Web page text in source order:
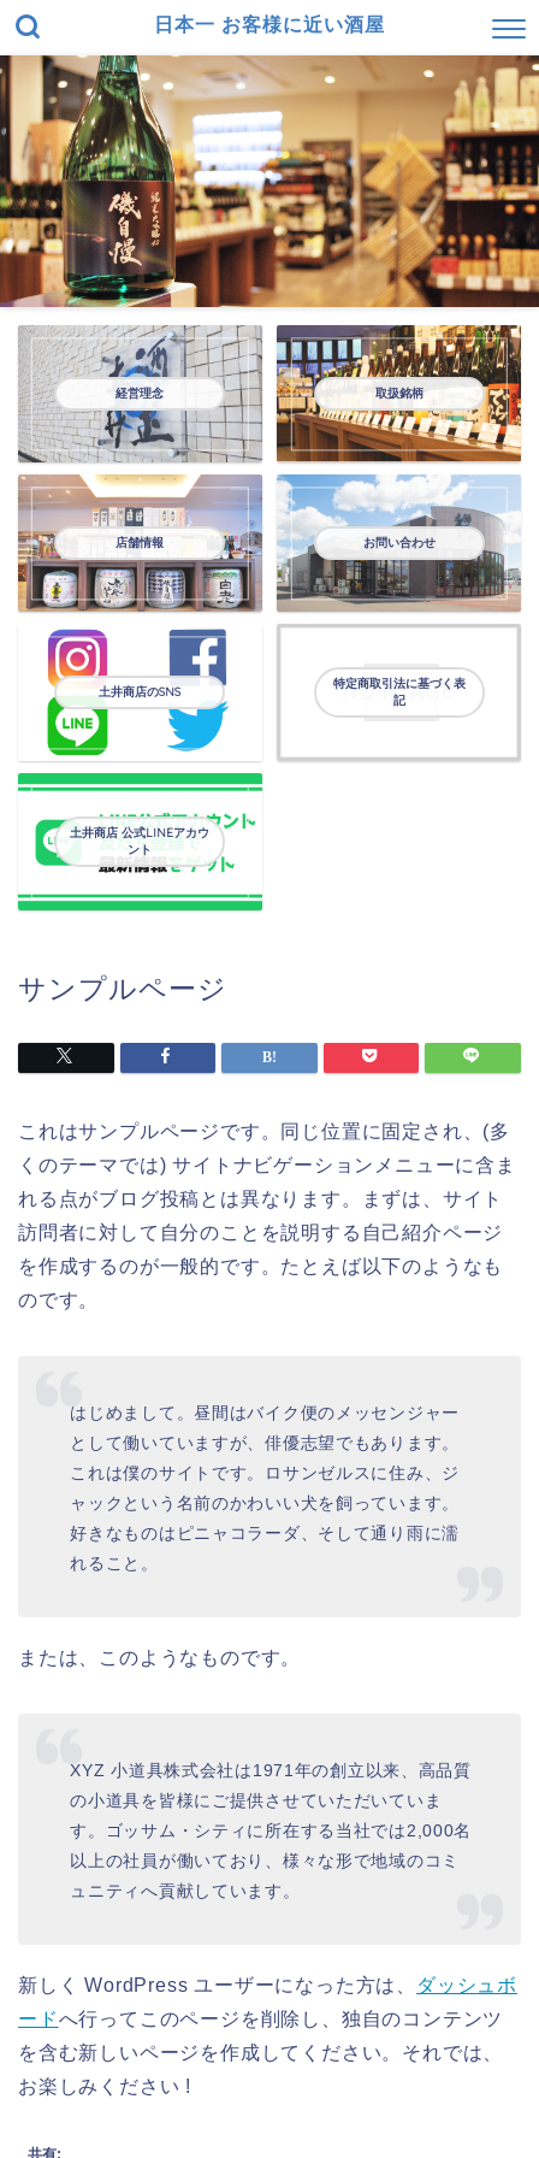
日本一 お客様に近い酒屋
経営理念 取扱銘柄
店舗情報 お問い合わせ
土井商店のSNS
特定商取引法に基づく表
記
土井商店 公式LINEアカウ
ント
サンプルページ
これはサンプルページです。同じ位置に固定され、(多
くのテーマでは) サイトナビゲーションメニューに含ま
れる点がブログ投稿とは異なります。まずは、サイト
訪問者に対して自分のことを説明する自己紹介ページ
を作成するのが一般的です。たとえば以下のようなも
のです。
はじめまして。昼間はバイク便のメッセンジャー
として働いていますが、俳優志望でもあります。
これは僕のサイトです。ロサンゼルスに住み、ジ
ャックという名前のかわいい犬を飼っています。
好きなものはピニャコラーダ、そして通り雨に濡
れること。
または、このようなものです。
XYZ 小道具株式会社は1971年の創立以来、高品質
の小道具を皆様にご提供させていただいていま
す。ゴッサム・シティに所在する当社では2,000名
以上の社員が働いており、様々な形で地域のコミ
ュニティへ貢献しています。
新しく WordPress ユーザーになった方は、
ダッシュボ
ードへ行ってこのページを削除し、独自のコンテンツ
を含む新しいページを作成してください。それでは、
お楽しみください !
共有: